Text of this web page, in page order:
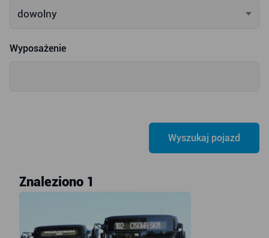
dowolny
Wyposażenie
Znaleziono 1